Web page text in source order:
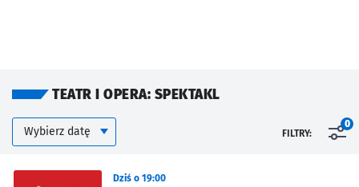
TEATR I OPERA: SPEKTAKL
Kalendarium
Wybierz datę FILTRY:
0
Dziś o 19:00